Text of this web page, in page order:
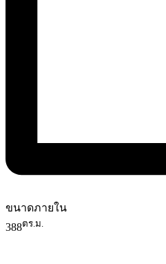
ขนาดภายใน
388ตร.ม.